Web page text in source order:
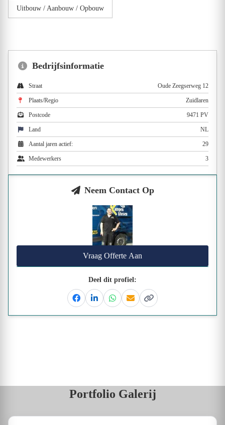
Uitbouw / Aanbouw / Opbouw
Bedrijfsinformatie
Straat Oude Zeegserweg 12
Plaats/Regio Zuidlaren
Postcode 9471 PV
Land NL
Aantal jaren actief: 29
Medewerkers 3
Neem Contact Op
Vraag Offerte Aan
Deel dit profiel:
FacebookLinkedinWhatsapp
EmailKopieer link
Portfolio Galerij